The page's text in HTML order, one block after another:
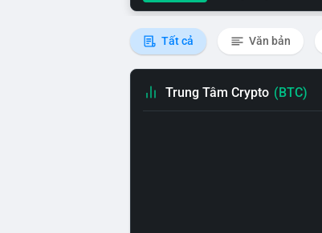
Tất cả Văn bản
Trung Tâm Crypto (BTC)